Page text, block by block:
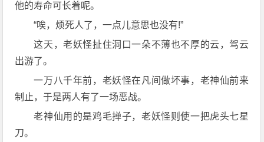
他的寿命可长着呢。
“唉，烦死人了，一点儿意思也没有!”
这天，老妖怪扯住洞口一朵不薄也不厚的云，驾云
出游了。
一万八千年前，老妖怪在凡间做坏事，老神仙前来
制止，于是两人有了一场恶战。
老神仙用的是鸡毛掸子，老妖怪则使一把虎头七星
刀。